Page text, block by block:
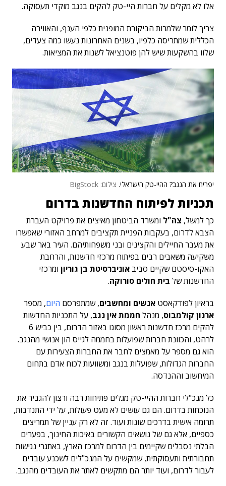
אלו לא מקלים על חברות היי-טק להקים בנגב מוקדי תעסוקה.
צריך לומר שלמרות הביקורת המופנית כלפי הענף, והאווירה
הכללית שמתריסה כלפיו, בשנים האחרונות נעשו כמה צעדים,
שלוו בהשקעות שיש להן פוטנציאל לשנות את המציאות.
יפריח את הנגב? ההיי-טק הישראלי. צילום: BigStock
תכניות לפיתוח החדשנות בדרום
כך למשל, צה"ל ומשרד הביטחון מאיצים את פרויקט העברת
הצבא לדרום, בעקבות הפניית תקציבים למרחב האזורי שאפשרו
את מעבר החיילים והקצינים ובני משפחותיהם. העיר באר שבע
משקיעה משאבים רבים בפיתוח מרכזי חדשנות, והרחבת
האקו-סיסטם שקיים סביב אוניברסיטת בן גוריון ומרכזי
החדשנות של בית חולים סורוקה.
בראיון לפודקאסט אנשים ומחשבים, שמתפרסם היום, מספר
ארנון קולמבוס, מנהל חממת אין נגב, על התכניות החדשות
להקים מרכז חדשנות ראשון מסוגו באזור הדרום, בין כביש 6
לרהט, והכוונת חברות שפועלות בחממה לגייס הון אנושי מהנגב.
הוא גם מספר על מאמצים לחבר את החברות הצעירות עם
החברות הגדולות, שפועלות בנגב ומשוועות לכוח אדם בתחום
המיחשוב וההנדסה.
כל מנכ"לי חברות ההיי-טק מגלים פתיחות רבה ורצון להגביר את
הנוכחות בדרום. הם גם עושים לא מעט פעולות, על ידי התנדבות,
תרומה אישית בדרכים שונות ועוד. זה לא רק עניין של תמריצים
כספיים, אלא גם של נושאים הקשורים באיכות החינוך, בפערים
הבלתי נסבלים שקיימים בין הדרום למרכז הארץ, באתגרי נגישות
תחבורתית ותעסוקתית, שמקשים על המנכ"לים לשכנע עובדים
לעבור לדרום, ועוד יותר הם מתקשים לאתר את העובדים מהנגב.